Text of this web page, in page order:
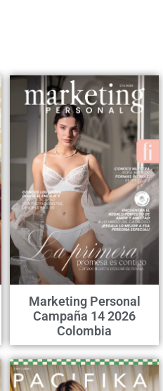
Marketing Personal
Campaña 14 2026
Colombia